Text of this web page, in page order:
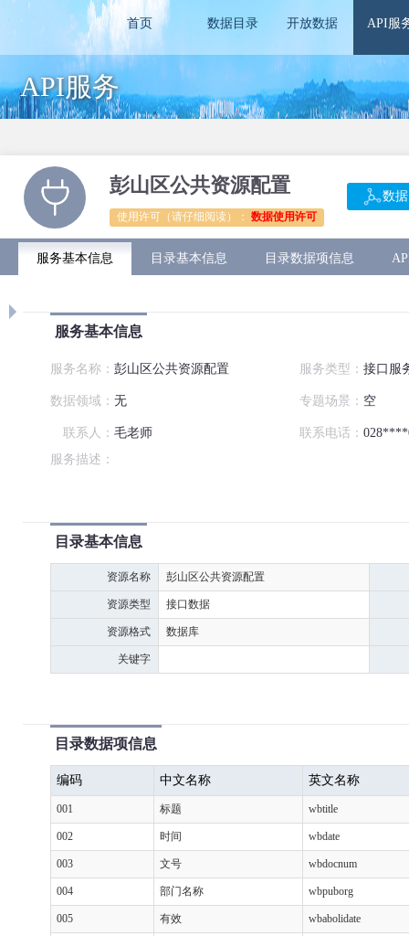
首页 数据目录 开放数据 API服
API服务
彭山区公共资源配置
使用许可（请仔细阅读）： 数据使用许可
数
服务基本信息 目录基本信息 目录数据项信息
服务基本信息
服务名称： 彭山区公共资源配置 服务类型： 接口服
数据领域： 无 专题场景： 空
联系人： 毛老师 联系电话：
服务描述：
目录基本信息
资源名称 彭山区公共资源配置
资源类型 接口数据
资源格式 数据库
关键字
目录数据项信息
编码 中文名称 英文名称
001 标题 wbtitle
002 时间 wbdate
003 文号 wbdocnum
004 部门名称 wbpuborg
005 有效 wbabolidate